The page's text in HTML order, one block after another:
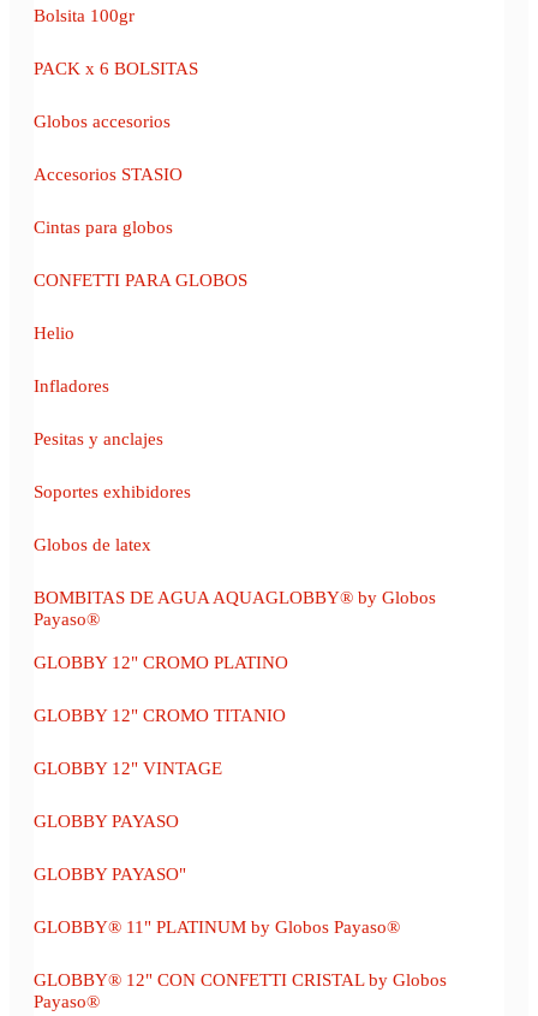
Bolsita 100gr
PACK x 6 BOLSITAS
Globos accesorios
Accesorios STASIO
Cintas para globos
CONFETTI PARA GLOBOS
Helio
Infladores
Pesitas y anclajes
Soportes exhibidores
Globos de latex
BOMBITAS DE AGUA AQUAGLOBBY® by Globos
Payaso®
GLOBBY 12" CROMO PLATINO
GLOBBY 12" CROMO TITANIO
GLOBBY 12" VINTAGE
GLOBBY PAYASO
GLOBBY PAYASO"
GLOBBY® 11" PLATINUM by Globos Payaso®
GLOBBY® 12" CON CONFETTI CRISTAL by Globos
Payaso®